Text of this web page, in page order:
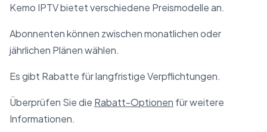
Kemo IPTV bietet verschiedene Preismodelle an.
Abonnenten können zwischen monatlichen oder
jährlichen Plänen wählen.
Es gibt Rabatte für langfristige Verpflichtungen.
Überprüfen Sie die Rabatt-Optionen für weitere
Informationen.